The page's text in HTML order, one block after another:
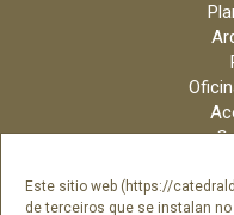
Este sitio web (https://
de terceiros que se instalan